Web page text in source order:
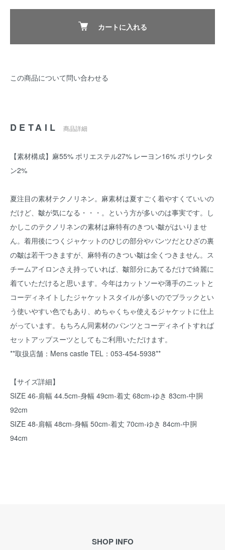
カートに入れる
この商品について問い合わせる
DETAIL 商品詳細
【素材構成】麻55% ポリエステル27% レーヨン16% ポリウレタ
ン2%
夏注目の素材テクノリネン。麻素材は夏すごく着やすくていいの
だけど、皺が気になる・・・。という方が多いのは事実です。し
かしこのテクノリネンの素材は麻特有のきつい皺がはいりませ
ん。着用後につくジャケットのひじの部分やパンツだとひざの裏
の皺は若干つきますが、麻特有のきつい皺は全くつきません。ス
チームアイロンさえ持っていれば、皺部分にあてるだけで綺麗に
着ていただけると思います。今年はカットソーや薄手のニットと
コーディネイトしたジャケットスタイルが多いのでブラックとい
う使いやすい色でもあり、めちゃくちゃ使えるジャケットに仕上
がっています。もちろん同素材のパンツとコーディネイトすれば
セットアップスーツとしてもご利用いただけます。
**取扱店舗：Mens castle TEL：053-454-5938**
【サイズ詳細】
SIZE 46-肩幅 44.5cm-身幅 49cm-着丈 68cm-ゆき 83cm-中胴
92cm
SIZE 48-肩幅 48cm-身幅 50cm-着丈 70cm-ゆき 84cm-中胴
94cm
SHOP INFO